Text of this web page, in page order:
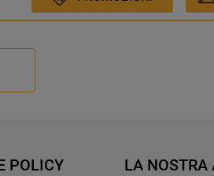
POLICY LA NOSTRA